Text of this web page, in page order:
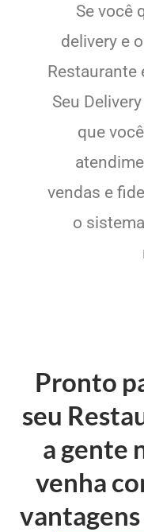
Se você
delivery e
Restaurante
Seu
que
vendas e
o
Pronto
seu
a gente
venha